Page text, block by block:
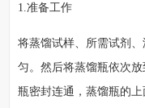
1.准备工作
将蒸馏试样、所需试剂
匀。然后将蒸馏瓶依次
瓶密封连通，蒸馏瓶的